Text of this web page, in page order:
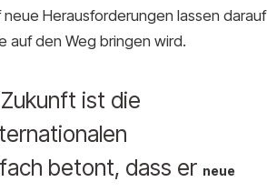
Herausforderungen lassen darauf
auf den Weg bringen wird.
ist die
betont, dass er neue